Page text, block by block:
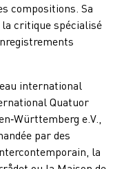
compositions. Sa
critique spécialisé
international
Quatuor
e.V.,
par des
la